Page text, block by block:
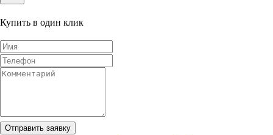
Купить в один клик
Отправить заявку